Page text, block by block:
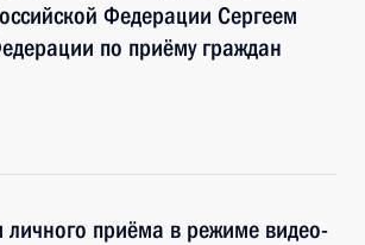
Федерации Сергеем
по приёму граждан
личного приёма в режиме видео-